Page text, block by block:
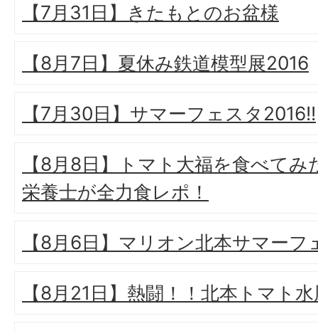
【7月31日】きたもとのお盆様
【8月7日】夏休み鉄道模型展2016
【7月30日】サマーフェスタ2016!!
【8月8日】トマト大福を食べて
栄養士が全力食レポ！
【8月6日】マリオン北本サマー
【8月21日】熱闘！！北本トマト